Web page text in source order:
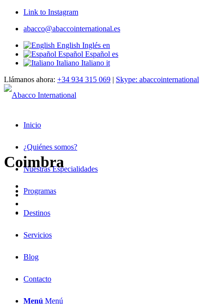
Link to Instagram
abacco@abaccointernational.es
English Inglés en
Español Español es
Italiano Italiano it
Llámanos ahora: +34 934 315 069 | Skype: abaccointernational
Inicio
¿Quiénes somos?
Nuestras Especialidades
Programas
Destinos
Servicios
Blog
Contacto
Menú Menú
Coimbra